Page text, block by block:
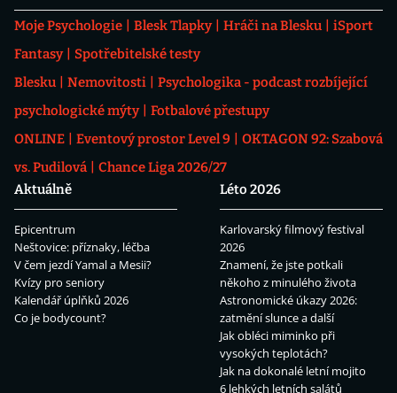
Moje Psychologie Blesk Tlapky Hráči na Blesku
iSport
Fantasy
Spotřebitelské testy
Blesku
Nemovitosti
Psychologika - podcast rozbíjející
psychologické mýty
Fotbalové přestupy
ONLINE
Eventový prostor Level 9
OKTAGON 92: Szabová
vs. Pudilová
Chance Liga 2026/27
Aktuálně
Epicentrum
Neštovice: příznaky, léčba
V čem jezdí Yamal a Mesii?
Kvízy pro seniory
Kalendář úplňků 2026
Co je bodycount?
Léto 2026
Karlovarský filmový festival
2026
Znamení, že jste potkali
někoho z minulého života
Astronomické úkazy 2026:
zatmění slunce a další
Jak obléci miminko při
vysokých teplotách?
Jak na dokonalé letní mojito
6 lehkých letních salátů